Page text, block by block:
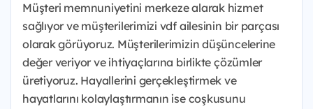
Müşteri memnuniyetini merkeze alarak hizmet
sağlıyor ve müşterilerimizi vdf ailesinin bir parçası
olarak görüyoruz. Müşterilerimizin düşüncelerine
değer veriyor ve ihtiyaçlarına birlikte çözümler
üretiyoruz. Hayallerini gerçekleştirmek ve
hayatlarını kolaylaştırmanın ise coşkusunu